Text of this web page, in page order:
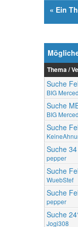
« Ein
Thema /
Suche
BIG
Suche
BIG
Suche
Suche
pepper
Suche
WuebStef
Suche
pepper
Suche
Jogi308